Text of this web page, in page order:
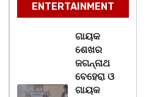
ENTERTAINMENT
ଗାୟକ
ଶେଖର
ଜଗନ୍ନାଥ
ବେହେରା ଓ
ଗାୟକ